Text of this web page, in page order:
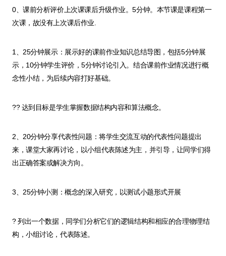
0、课前分析评价上次课课后升级作业。5分钟。本节课是课程第一
次课，故没有上次课后作业.
1、25分钟展示：展示好的课前作业知识总结导图，包括5分钟展
示，10分钟学生评价，5分钟讨论引入。结合课前作业情况进行概
念性小结，为后续内容打好基础。
?? 达到目标是学生掌握数据结构内容和算法概念。
2、20分钟分享代表性问题：将学生交流互动的代表性问题提出
来，课堂大家再讨论，以小组代表陈述为主，并引导，让同学们得
出正确答案或解决方向。
3、25分钟小测：概念的深入研究，以测试小题形式开展
? 列出一个数据，同学们分析它们的逻辑结构和相应的合理物理结
构，小组讨论，代表陈述。